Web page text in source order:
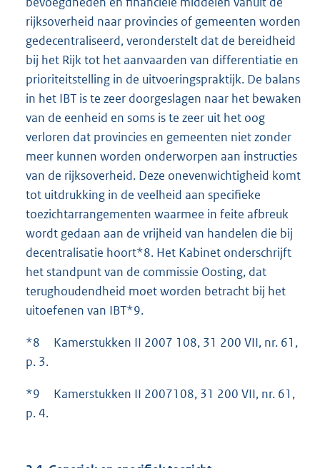
rijksoverheid naar provincies of gemeenten worden
gedecentraliseerd, veronderstelt dat de bereidheid
bij het Rijk tot het aanvaarden van differentiatie en
prioriteitstelling in de uitvoeringspraktijk. De balans
in het IBT is te zeer doorgeslagen naar het bewaken
van de eenheid en soms is te zeer uit het oog
verloren dat provincies en gemeenten niet zonder
meer kunnen worden onderworpen aan instructies
van de rijksoverheid. Deze onevenwichtigheid komt
tot uitdrukking in de veelheid aan specifieke
toezichtarrangementen waarmee in feite afbreuk
wordt gedaan aan de vrijheid van handelen die bij
decentralisatie hoort*8. Het Kabinet onderschrijft
het standpunt van de commissie Oosting, dat
terughoudendheid moet worden betracht bij het
uitoefenen van IBT*9.
*8 Kamerstukken II 2007 108, 31 200 VII, nr. 61,
p. 3.
*9 Kamerstukken II 2007108, 31 200 VII, nr. 61,
p. 4.